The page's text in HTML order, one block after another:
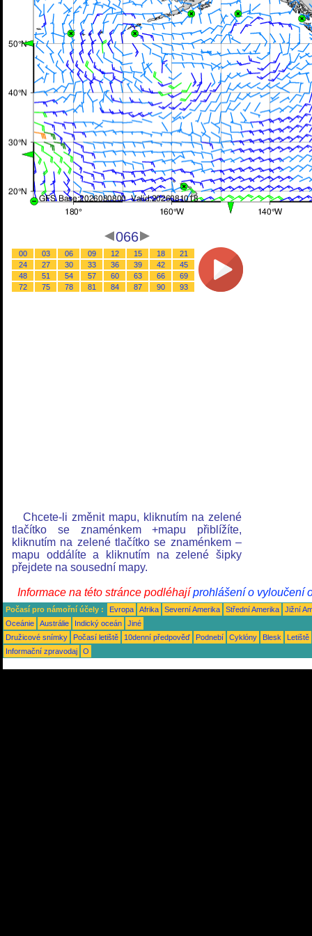
066
00 03 06 09 12 15 18
21
24
27 30 33 36 39 42
45
48
51 54 57 60 63 66
69
72
75 78 81 84 87 90 93
Chcete-li změnit mapu, kliknutím na zelené
tlačítko se znaménkem +mapu přiblížíte,
kliknutím na zelené tlačítko se znaménkem –
mapu oddálíte a kliknutím na zelené šipky
přejdete na sousední mapy.
Informace na této stránce podléhajíprohlášení o vyloučení
Počasí pro námořní účely : Evropa Afrika Severní Amerika Střední Amerika
Jižní
Oceánie
Austrálie Indický oceán
Jiné
Družicové snímky
Počasí letiště 10denní předpověď Podnebí Cyklóny Blesk
Letiště
Informační zpravodaj
O